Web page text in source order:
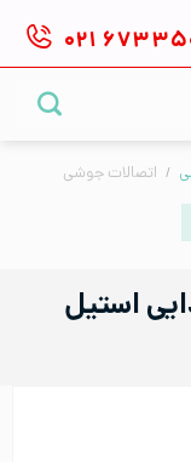
۰۲۱
/ اتصالات جوشی
استیل